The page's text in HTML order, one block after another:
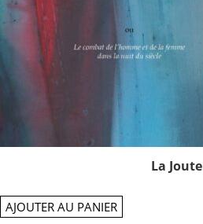
La Joute
AJOUTER AU PANIER